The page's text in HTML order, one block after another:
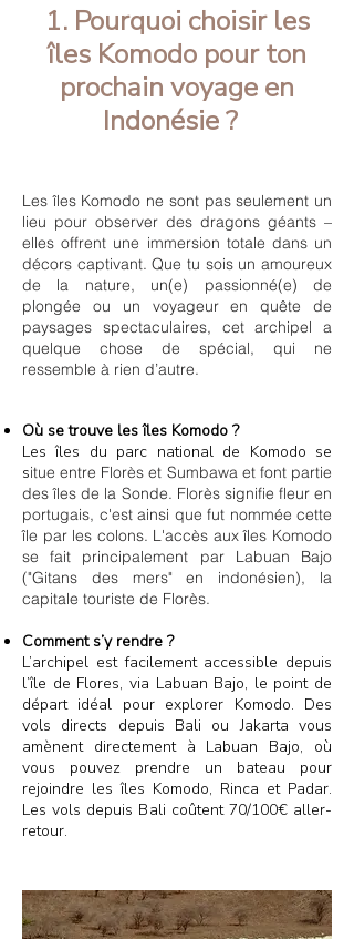
1. Pourquoi choisir les
îles Komodo pour ton
prochain voyage en
Indonésie ?
Les îles Komodo ne sont pas seulement un
lieu pour observer des dragons géants –
elles offrent une immersion totale dans un
décors captivant. Que tu sois un amoureux
de la nature, un(e) passionné(e) de
plongée ou un voyageur en quête de
paysages spectaculaires, cet archipel a
quelque chose de spécial, qui ne
ressemble à rien d’autre.
Où se trouve les îles Komodo ?
Les îles du parc national de Komodo se
situe entre Florès et Sumbawa et font partie
des îles de la Sonde. Florès signifie fleur en
portugais, c'est ainsi que fut nommée cette
île par les colons. L'accès aux îles Komodo
se fait principalement par Labuan Bajo
("Gitans des mers" en indonésien), la
capitale touriste de Florès.
Comment s’y rendre ?
L’archipel est facilement accessible depuis
l’île de Flores, via Labuan Bajo, le point de
départ idéal pour explorer Komodo. Des
vols directs depuis Bali ou Jakarta vous
amènent directement à Labuan Bajo, où
vous pouvez prendre un bateau pour
rejoindre les îles Komodo, Rinca et Padar.
Les vols depuis Bali coûtent 70/100€ aller-
retour.